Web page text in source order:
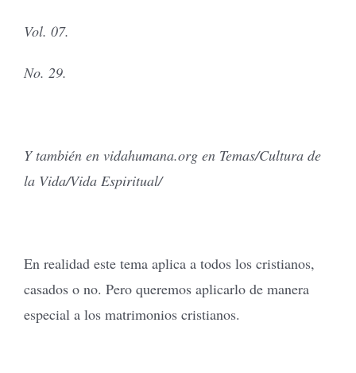
Vol. 07.
No. 29.
Y también en vidahumana.org en Temas/Cultura de
la Vida/Vida Espiritual/
En realidad este tema aplica a todos los cristianos,
casados o no. Pero queremos aplicarlo de manera
especial a los matrimonios cristianos.